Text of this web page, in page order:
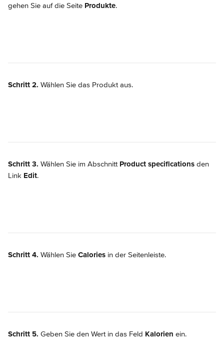
gehen Sie auf die Seite Produkte.
Schritt 2. Wählen Sie das Produkt aus.
Schritt 3. Wählen Sie im Abschnitt Product specifications den
Link Edit.
Schritt 4. Wählen Sie Calories in der Seitenleiste.
Schritt 5. Geben Sie den Wert in das Feld Kalorien ein.